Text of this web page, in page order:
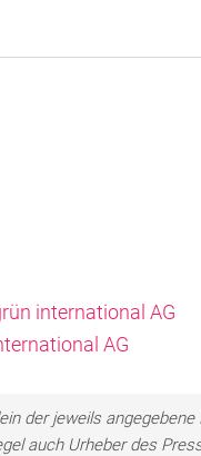
international AG
AG
der jeweils
auch Urheber des